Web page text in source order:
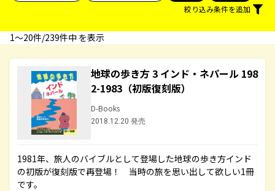
絞り込み条件を追加
1〜20件/239件中 を表示
地球の歩き方 3 インド・ネパール 198
2-1983（初版復刻版）
D-Books
2018.12.20 発売
1981年、旅人のバイブルとして登場した地球の歩き方インド
の初版が復刻版で再登場！ 当時の旅を思い出して欲しい1冊
です。